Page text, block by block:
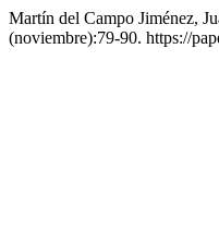
Martín del Campo Jiménez,
(noviembre):79-90. https://